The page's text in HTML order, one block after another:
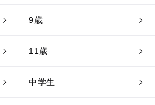
9歳
11歳
中学生